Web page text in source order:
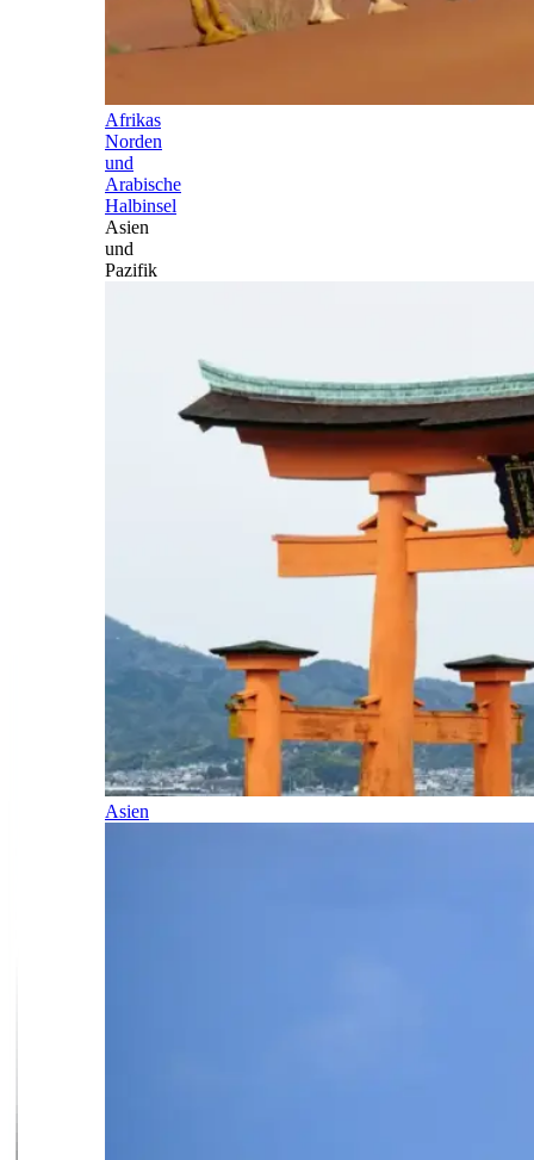
Afrikas
Norden
und
Arabische
Halbinsel
Asien
und
Pazifik
Asien